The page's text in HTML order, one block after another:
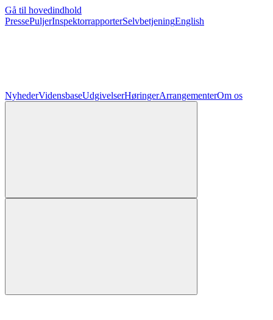
Gå til hovedindhold
PressePuljerInspektorrapporterSelvbetjeningEnglish
NyhederVidensbaseUdgivelserHøringerArrangementerOm os